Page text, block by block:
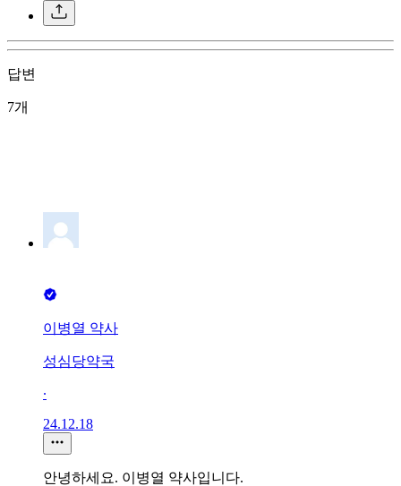
답변
7개
이병열 약사
성심당약국
∙
24.12.18
안녕하세요. 이병열 약사입니다.